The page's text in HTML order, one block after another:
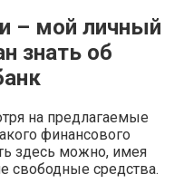
– мой личный
знать об
на предлагаемые
финансового
здесь можно, имея
свободные средства.